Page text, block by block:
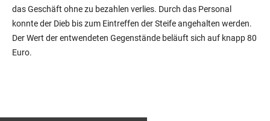
das Geschäft ohne zu bezahlen verlies. Durch das Personal
konnte der Dieb bis zum Eintreffen der Steife angehalten werden.
Der Wert der entwendeten Gegenstände beläuft sich auf knapp 80
Euro.